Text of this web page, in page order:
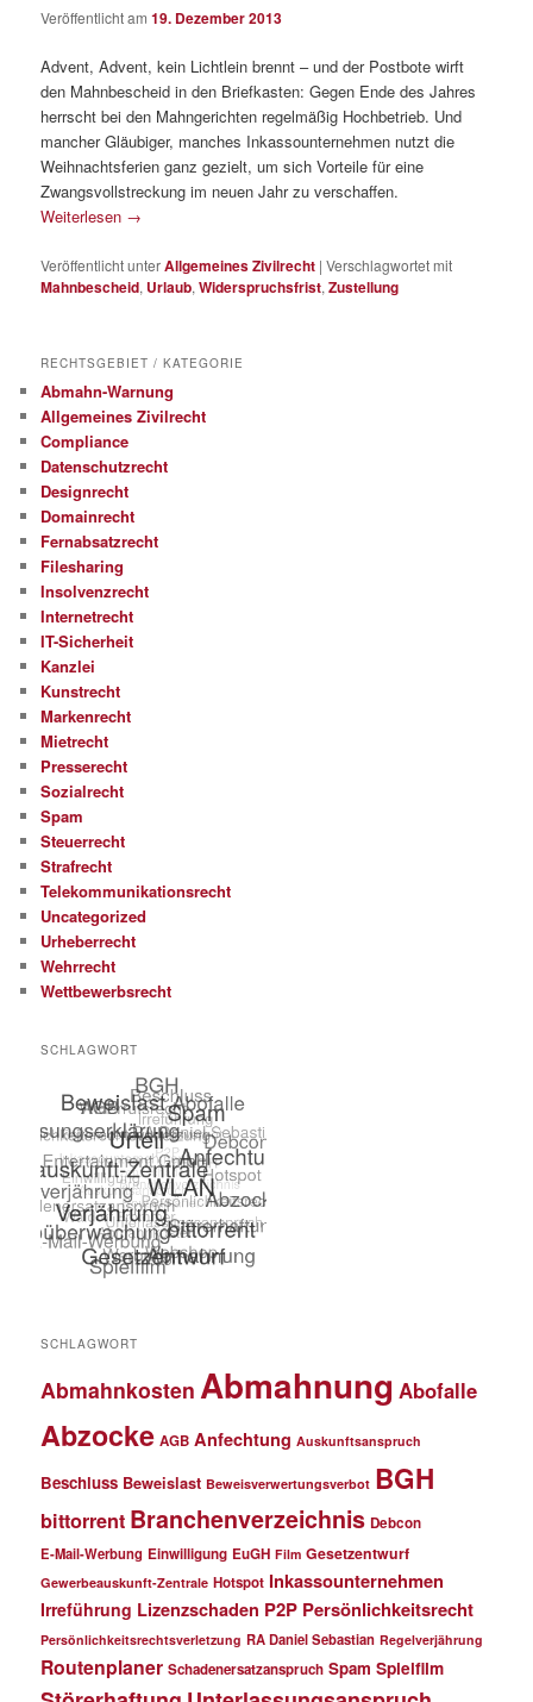
Veröffentlicht am19. Dezember 2013
Advent, Advent, kein Lichtlein brennt – und der Postbote wirft
den Mahnbescheid in den Briefkasten: Gegen Ende des Jahres
herrscht bei den Mahngerichten regelmäßig Hochbetrieb. Und
mancher Gläubiger, manches Inkassounternehmen nutzt die
Weihnachtsferien ganz gezielt, um sich Vorteile für eine
Zwangsvollstreckung im neuen Jahr zu verschaffen.
Weiterlesen →
Veröffentlicht unterAllgemeines Zivilrecht |Verschlagwortet mit
Mahnbescheid, Urlaub,Widerspruchsfrist,Zustellung
RECHTSGEBIET / KATEGORIE
Abmahn-Warnung
Allgemeines Zivilrecht
Compliance
Datenschutzrecht
Designrecht
Domainrecht
Fernabsatzrecht
Filesharing
Insolvenzrecht
Internetrecht
IT-Sicherheit
Kanzlei
Kunstrecht
Markenrecht
Mietrecht
Presserecht
Sozialrecht
Spam
Steuerrecht
Strafrecht
Telekommunikationsrecht
Uncategorized
Urheberrecht
Wehrrecht
Wettbewerbsrecht
SCHLAGWORT
SCHLAGWORT
Abmahnkosten Abmahnung Abofalle
Abzocke AGB Anfechtung Auskunftsanspruch
Beschluss Beweislast Beweisverwertungsverbot BGH
bittorrent Branchenverzeichnis Debcon
E-Mail-Werbung Einwilligung EuGH Film Gesetzentwurf
Gewerbeauskunft-Zentrale Hotspot Inkassounternehmen
Irreführung Lizenzschaden P2P Persönlichkeitsrecht
Persönlichkeitsrechtsverletzung RA Daniel Sebastian Regelverjährung
Routenplaner Schadenersatzanspruch Spam Spielfilm